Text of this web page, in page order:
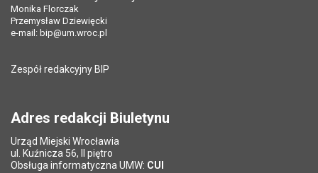
Ostatnio zaktualizował:
Data ostatniej aktualizacji:
Ostatnio zaktualizował:
Data ostatniej aktualizacji:
Tytuł e-maila *
Adres e-mail znajomego
Pytanie antyspamowe
*
Pole wymagane
Monika Florczak
Przemysław Dziewięcki
e-mail: bip@um.wroc.pl
Zespół redakcyjny BIP
Adres redakcji Biuletynu
Urząd Miejski Wrocławia
ul. Kuźnicza 56, II piętro
Obsługa informatyczna UMW: CUI